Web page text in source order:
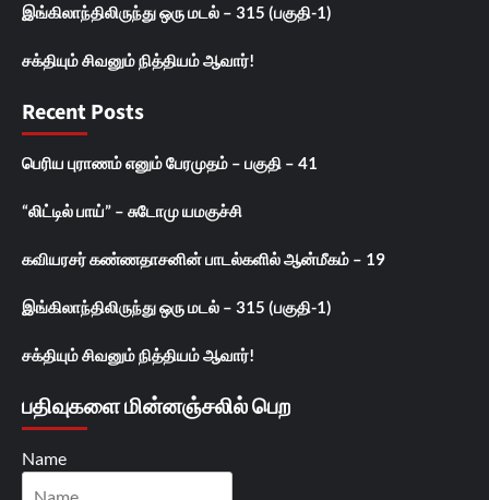
இங்கிலாந்திலிருந்து ஒரு மடல் – 315 (பகுதி-1)
சக்தியும் சிவனும் நித்தியம் ஆவார்!
Recent Posts
பெரிய புராணம் எனும் பேரமுதம் – பகுதி – 41
“லிட்டில் பாய்” – சுடோமு யமகுச்சி
கவியரசர் கண்ணதாசனின் பாடல்களில் ஆன்மீகம் – 19
இங்கிலாந்திலிருந்து ஒரு மடல் – 315 (பகுதி-1)
சக்தியும் சிவனும் நித்தியம் ஆவார்!
பதிவுகளை மின்னஞ்சலில் பெற
Name